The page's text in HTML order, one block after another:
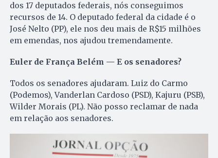
dos 17 deputados federais, nós conseguimos
recursos de 14. O deputado federal da cidade é o
José Nelto (PP), ele nos deu mais de R$15 milhões
em emendas, nos ajudou tremendamente.
Euler de França Belém — E os senadores?
Todos os senadores ajudaram. Luiz do Carmo
(Podemos), Vanderlan Cardoso (PSD), Kajuru (PSB),
Wilder Morais (PL). Não posso reclamar de nada
em relação aos senadores.